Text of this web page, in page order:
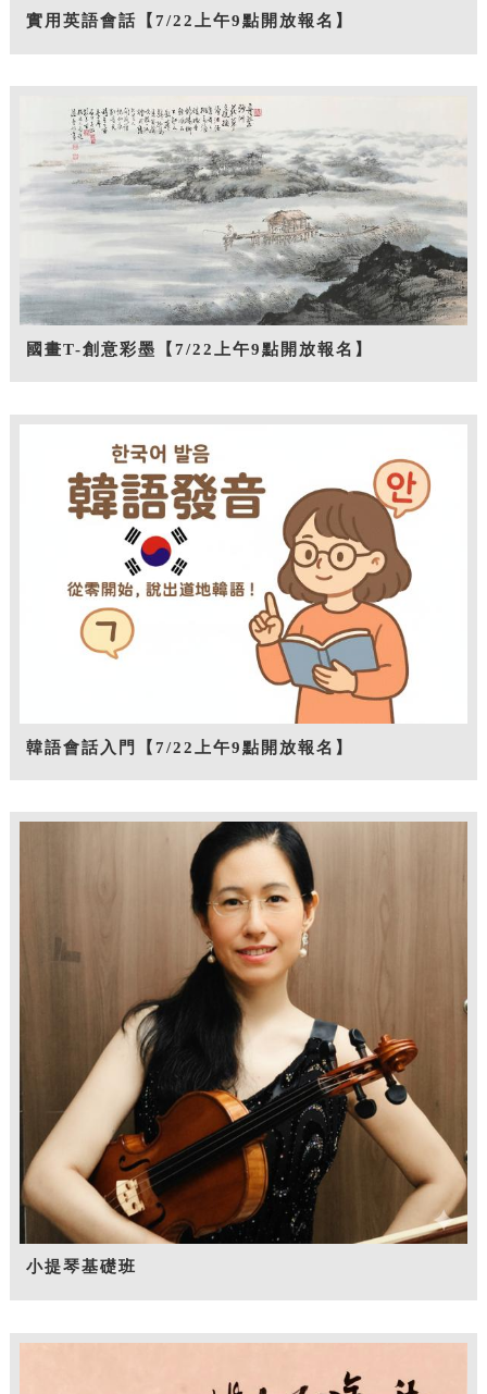
實用英語會話【7/22上午9點開放報名】
國畫T-創意彩墨【7/22上午9點開放報名】
韓語會話入門【7/22上午9點開放報名】
小提琴基礎班